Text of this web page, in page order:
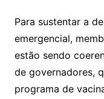
Para sustentar a
emergencial,
estão sendo
de governadores,
programa de